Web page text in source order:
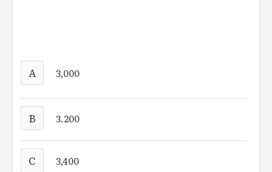
A 3,000
B 3.200
C 3,400